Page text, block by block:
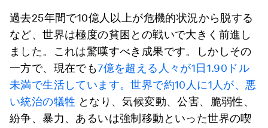
過去25年間で10億人以上が危機的状況から脱する
など、世界は極度の貧困との戦いで大きく前進し
ました。これは驚嘆すべき成果です。しかしその
一方で、現在でも7億を超える人々が1日1.90ドル
未満で生活しています。世界で約10人に1人が、悪
い統治の犠牲 となり、気候変動、公害、脆弱性、
紛争、暴力、あるいは強制移動といった世界の喫